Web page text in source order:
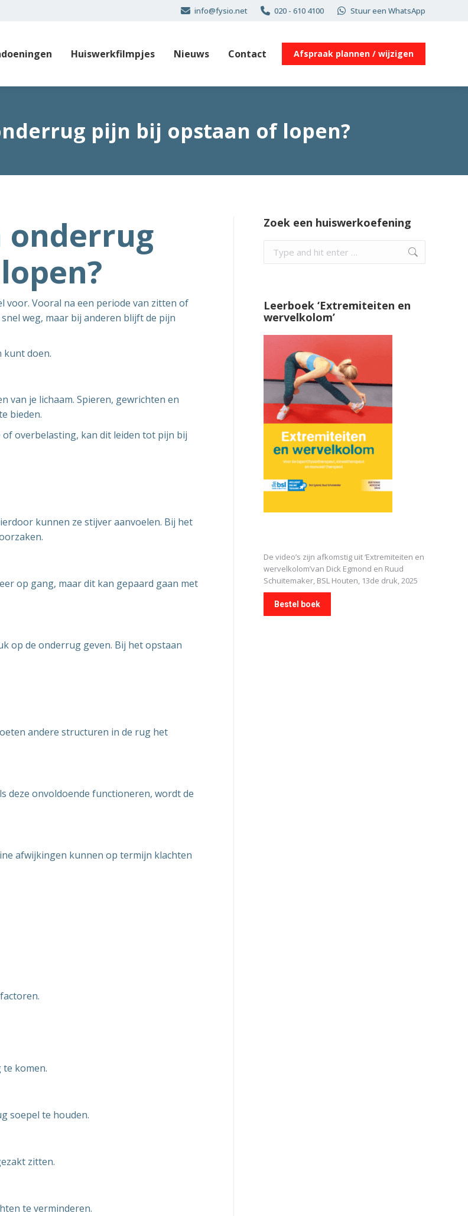
info@fysio.net 020 - 610 4100 Stuur een WhatsApp
Huiswerkfilmpjes Nieuws Contact Afspraak plannen / wijzigen
pijn bij opstaan of lopen?
onderrug
voor. Vooral na een periode van zitten of
weg, maar bij anderen blijft de pijn
kunt doen.
van je lichaam. Spieren, gewrichten en
bieden.
overbelasting, kan dit leiden tot pijn bij
kunnen ze stijver aanvoelen. Bij het
op gang, maar dit kan gepaard gaan met
op de onderrug geven. Bij het opstaan
andere structuren in de rug het
deze onvoldoende functioneren, wordt de
afwijkingen kunnen op termijn klachten
te komen.
soepel te houden.
zitten.
te verminderen.
Zoek een huiswerkoefening
Leerboek ‘Extremiteiten en
wervelkolom’
De video’s zijn afkomstig uit‘Extremiteiten en
wervelkolom’van Dick Egmond en Ruud
Schuitemaker, BSL Houten, 13de druk, 2025
Bestel boek